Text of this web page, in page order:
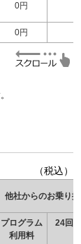
0円
0円
（税込）
他社からのお乗り
プログラム
利用料
24回